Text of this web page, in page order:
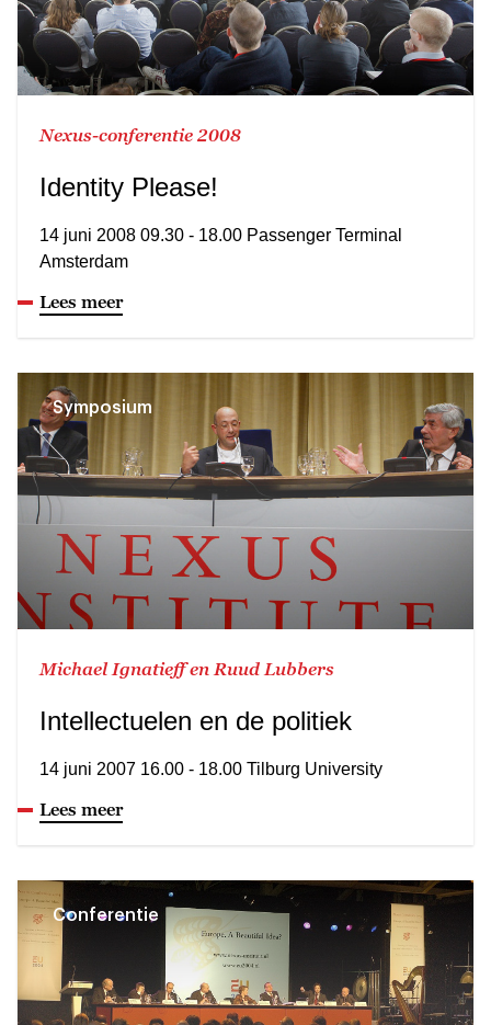
Nexus-conferentie 2008
Identity Please!
14 juni 2008 09.30 - 18.00 Passenger Terminal
Amsterdam
Lees meer
Symposium
Michael Ignatieff en Ruud Lubbers
Intellectuelen en de politiek
14 juni 2007 16.00 - 18.00 Tilburg University
Lees meer
Conferentie